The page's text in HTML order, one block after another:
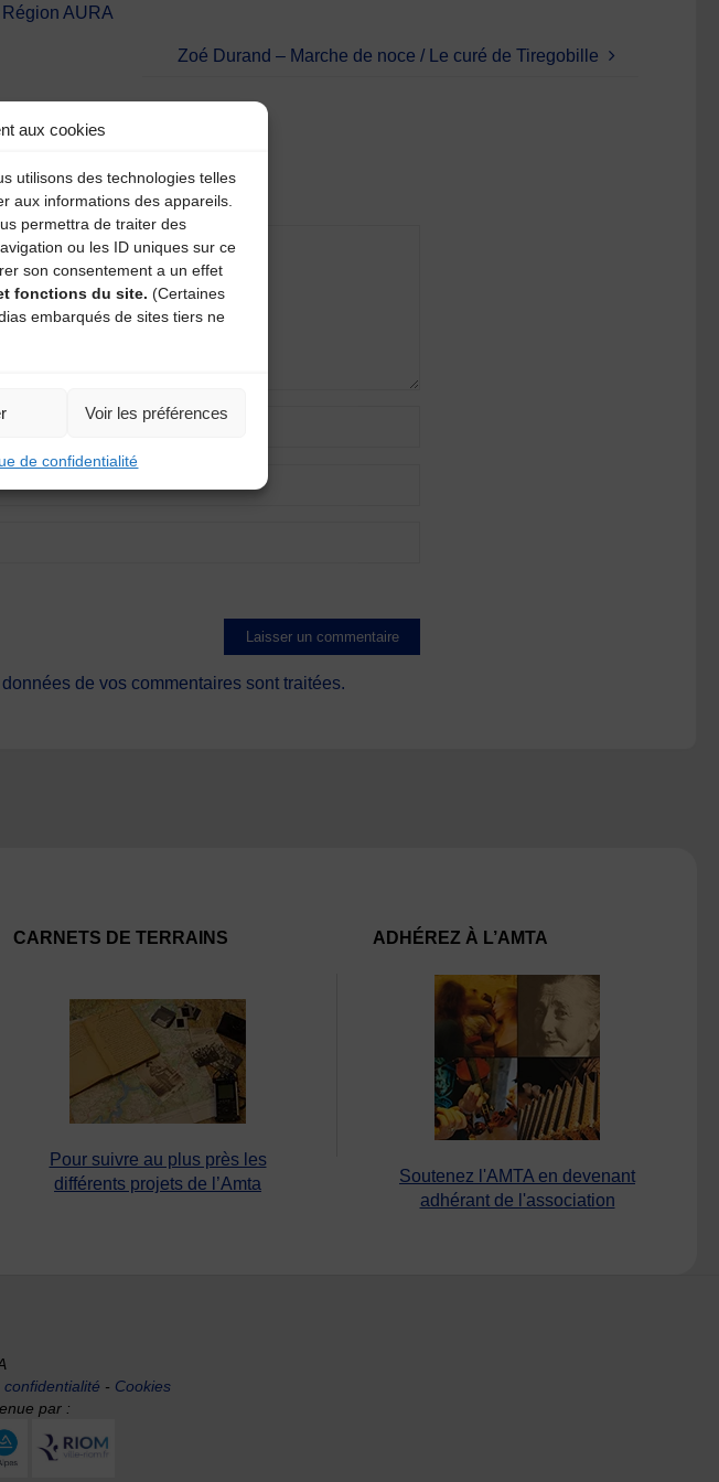
aux cookies
utilisons des technologies telles
aux informations des appareils.
permettra de traiter des
ou les ID uniques sur ce
son consentement a un effet
fonctions du site. (Certaines
embarqués de sites tiers ne
Voir les préférences
de confidentialité
AURA
Zoé Durand – Marche de noce / Le curé de Tiregobille
de vos commentaires sont traitées.
CARNETS DE TERRAINS
Pour suivre au plus près les
différents projets de l’Amta
ADHÉREZ À L’AMTA
Soutenez l'AMTA en devenant
adhérant de l'association
confidentialité - Cookies
par :